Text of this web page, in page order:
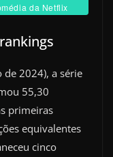
da Netflix
2024), a série
55,30
primeiras
equivalentes
cinco